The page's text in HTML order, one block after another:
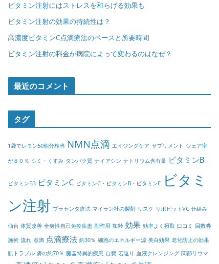
ビタミン注射にはストレスを和らげる効果も
ビタミン注射の効果の持続性は？
高濃度ビタミンC点滴療法のペースと所要時間
ビタミン注射の料金が病院によって変わるのはなぜ？
最近のコメント
タグ
1袋でレモン50個分相当 NMN点滴 エイジングケア サプリメント シェア率
が８０％ シミ・くすみ タンパク質 ナイアシン ナトリウム含有量 ビタミンB
ビタミンB3 ビタミンC ビタミンC・ビタミンB・ビタミンE
ビタミ
ン注射 プラセンタ療法 マイラン社の製剤 リスク リポビットVC 仕組み
仙台 体質改善 全身性自己免疫疾患 副作用 加齢 効果 効率よく摂取 口コミ 回数券
施術 流れ 点滴 点滴療法 約30％ 細胞のエネルギー源 美白効果 老化防止の効果
肌トラブル 膚の約70％ 臓器特異的疾患 自費 若返り 血液クレンジング 関節リウマ